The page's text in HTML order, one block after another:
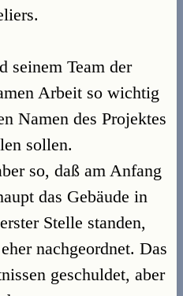
seinem Team der
Arbeit so wichtig
Namen des Projektes
sollen.
so, daß am Anfang
das Gebäude in
Stelle standen,
nachgeordnet. Das
geschuldet, aber